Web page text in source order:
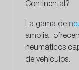
Continental?
La gama de
amplia,
neumáticos
de vehículos.